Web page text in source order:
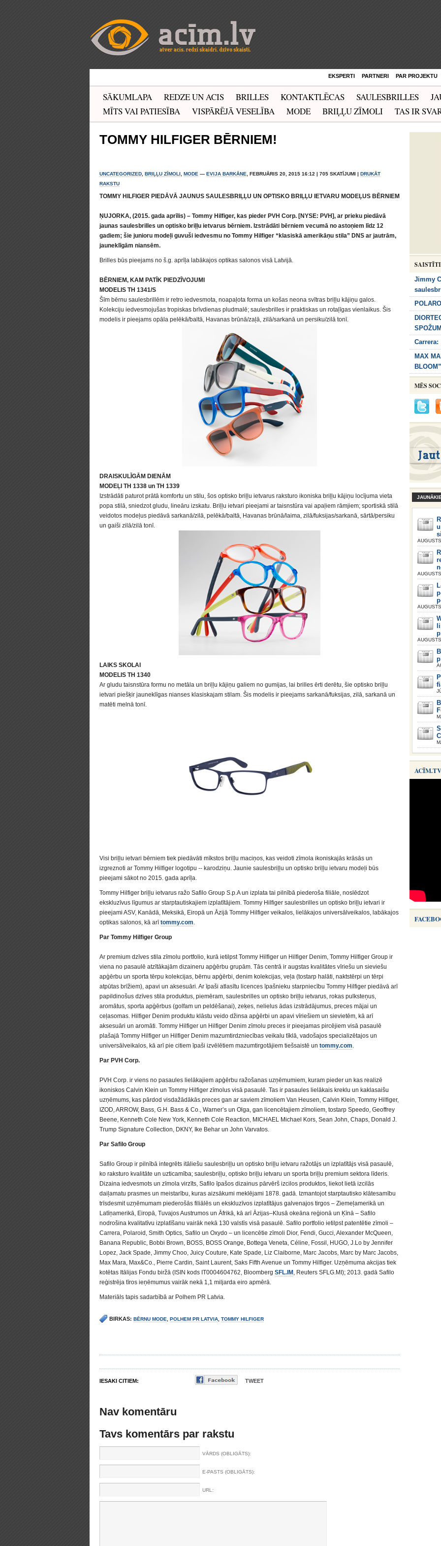
EKSPERTI PARTNERI PAR PROJEKTU
SĀKUMLAPA REDZE UN ACIS BRILLES KONTAKTLĒCAS SAULESBRILLES
MĪTS VAI PATIESĪBA
VISPĀRĒJĀ VESELĪBA MODE BRIĻĻU ZĪMOLI TAS IR
TOMMY HILFIGER BĒRNIEM!
UNCATEGORIZED BRIĻĻU ZĪMOLI MODE — EVIJA BARKĀNE , FEBRUĀRIS 20, 2015 16:12 | 705 SKATĪJUMI | DRUKĀT
RAKSTU
TOMMY HILFIGER PIEDĀVĀ JAUNUS SAULESBRIĻĻU UN OPTISKO BRIĻĻU IETVARU MODEĻUS BĒRNIEM
ŅUJORKA, (2015. gada aprīlis) – Tommy Hilfiger, kas pieder PVH Corp. [NYSE: PVH], ar prieku piedāvā
jaunas saulesbrilles un optisko briļļu ietvarus bērniem. Izstrādāti bērniem vecumā no astoņiem līdz 12
gadiem; šie junioru modeļi guvuši iedvesmu no Tommy Hilfiger “klasiskā amerikāņu stila” DNS ar jautrām,
jauneklīgām niansēm.
Brilles būs pieejams no š.g. aprīļa labākajos optikas salonos visā Latvijā.
BĒRNIEM, KAM PATĪK PIEDZĪVOJUMI
MODELIS TH 1341/S
Šīm bērnu saulesbrillēm ir retro iedvesmota, noapaļota forma un košas neona svītras briļļu kājiņu galos.
Kolekciju iedvesmojušas tropiskas brīvdienas pludmalē; saulesbrilles ir praktiskas un rotaļīgas vienlaikus. Šis
modelis ir pieejams opāla pelēkā/baltā, Havanas brūnā/zaļā, zilā/sarkanā un persiku/zilā tonī.
DRAISKULĪGĀM DIENĀM
MODEĻI TH 1338 un TH 1339
Izstrādāti paturot prātā komfortu un stilu, šos optisko briļļu ietvarus raksturo ikoniska briļļu kājiņu locījuma vieta
popa stilā, sniedzot gludu, lineāru izskatu. Briļļu ietvari pieejami ar taisnstūra vai apaļiem rāmjiem; sportiskā stilā
veidotos modeļus piedāvā sarkanā/zilā, pelēkā/baltā, Havanas brūnā/laima, zilā/fuksijas/sarkanā, sārtā/persiku
un gaiši zilā/zilā tonī.
LAIKS SKOLAI
MODELIS TH 1340
Ar gludu taisnstūra formu no metāla un briļļu kājiņu galiem no gumijas, lai brilles ērti derētu, šie optisko briļļu
ietvari piešķir jauneklīgas nianses klasiskajam stilam. Šis modelis ir pieejams sarkanā/fuksijas, zilā, sarkanā un
matēti melnā tonī.
Visi briļļu ietvari bērniem tiek piedāvāti mīkstos briļļu maciņos, kas veidoti zīmola ikoniskajās krāsās un
izgreznoti ar Tommy Hilfiger logotipu -- karodziņu. Jaunie saulesbriļļu un optisko briļļu ietvaru modeļi būs
pieejami sākot no 2015. gada aprīļa.
Tommy Hilfiger briļļu ietvarus ražo Safilo Group S.p.A un izplata tai pilnībā piederoša filiāle, noslēdzot
ekskluzīvus līgumus ar starptautiskajiem izplatītājiem. Tommy Hilfiger saulesbrilles un optisko briļļu ietvari ir
pieejami ASV, Kanādā, Meksikā, Eiropā un Āzijā Tommy Hilfiger veikalos, lielākajos universālveikalos, labākajos
optikas salonos, kā arītommy.com.
Par Tommy Hilfiger Group
Ar premium dzīves stila zīmolu portfolio, kurā ietilpst Tommy Hilfiger un Hilfiger Denim, Tommy Hilfiger Group ir
viena no pasaulē atzītākajām dizaineru apģērbu grupām. Tās centrā ir augstas kvalitātes vīriešu un sieviešu
apģērbu un sporta tērpu kolekcijas, bērnu apģērbi, denim kolekcijas, veļa (tostarp halāti, naktstērpi un tērpi
atpūtas brīžiem), apavi un aksesuāri. Ar īpaši atlasītu licences īpašnieku starpniecību Tommy Hilfiger piedāvā arī
papildinošus dzīves stila produktus, piemēram, saulesbrilles un optisko briļļu ietvarus, rokas pulksteņus,
aromātus, sporta apģērbus (golfam un peldēšanai), zeķes, nelielus ādas izstrādājumus, preces mājai un
ceļasomas. Hilfiger Denim produktu klāstu veido džinsa apģērbi un apavi vīriešiem un sievietēm, kā arī
aksesuāri un aromāti. Tommy Hilfiger un Hilfiger Denim zīmolu preces ir pieejamas pircējiem visā pasaulē
plašajā Tommy Hilfiger un Hilfiger Denim mazumtirdzniecības veikalu tīklā, vadošajos specializētajos un
universālveikalos, kā arī pie citiem īpaši izvēlētiem mazumtirgotājiem tiešsaistē un tommy.com.
Par PVH Corp.
PVH Corp. ir viens no pasaules lielākajiem apģērbu ražošanas uzņēmumiem, kuram pieder un kas realizē
ikoniskos Calvin Klein un Tommy Hilfiger zīmolus visā pasaulē. Tas ir pasaules lielākais kreklu un kaklasaišu
uzņēmums, kas pārdod visdažādākās preces gan ar saviem zīmoliem Van Heusen, Calvin Klein, Tommy Hilfiger,
IZOD, ARROW, Bass, G.H. Bass & Co., Warner’s un Olga, gan licencētajiem zīmoliem, tostarp Speedo, Geoffrey
Beene, Kenneth Cole New York, Kenneth Cole Reaction, MICHAEL Michael Kors, Sean John, Chaps, Donald J.
Trump Signature Collection, DKNY, Ike Behar un John Varvatos.
Par Safilo Group
Safilo Group ir pilnībā integrēts itāliešu saulesbriļļu un optisko briļļu ietvaru ražotājs un izplatītājs visā pasaulē,
ko raksturo kvalitāte un uzticamība; saulesbriļļu, optisko briļļu ietvaru un sporta briļļu premium sektora līderis.
Dizaina iedvesmots un zīmola virzīts, Safilo īpašos dizainus pārvērš izcilos produktos, liekot lietā izcilās
daiļamatu prasmes un meistarību, kuras aizsākumi meklējami 1878. gadā. Izmantojot starptautisko klātesamību
trīsdesmit uzņēmumam piederošās filiālēs un ekskluzīvos izplatītājus galvenajos tirgos – Ziemeļamerikā un
Latīņamerikā, Eiropā, Tuvajos Austrumos un Āfrikā, kā arī Āzijas–Klusā okeāna reģionā un Ķīnā – Safilo
nodrošina kvalitatīvu izplatīšanu vairāk nekā 130 valstīs visā pasaulē. Safilo portfolio ietilpst patentētie zīmoli –
Carrera, Polaroid, Smith Optics, Safilo un Oxydo – un licencētie zīmoli Dior, Fendi, Gucci, Alexander McQueen,
Banana Republic, Bobbi Brown, BOSS, BOSS Orange, Bottega Veneta, Céline, Fossil, HUGO, J.Lo by Jennifer
Lopez, Jack Spade, Jimmy Choo, Juicy Couture, Kate Spade, Liz Claiborne, Marc Jacobs, Marc by Marc Jacobs,
Max Mara, Max&Co., Pierre Cardin, Saint Laurent, Saks Fifth Avenue un Tommy Hilfiger. Uzņēmuma akcijas tiek
kotētas Itālijas Fondu biržā (ISIN kods IT0004604762, Bloomberg SFL.IM , Reuters SFLG.MI); 2013. gadā Safilo
reģistrēja tīros ieņēmumus vairāk nekā 1,1 miljarda eiro apmērā.
Materiāls tapis sadarbībā ar Polhem PR Latvia.
BIRKAS: BĒRNU MODE POLHEM PR LATVIA TOMMY HILFIGER
IESAKI CITIEM: TWEET
Nav komentāru
Tavs komentārs par rakstu
VĀRDS (OBLIGĀTS):
E-PASTS (OBLIGĀTS):
URL:
Jimmy
Carrera:
MAX
MĒS
ACĪM.TV